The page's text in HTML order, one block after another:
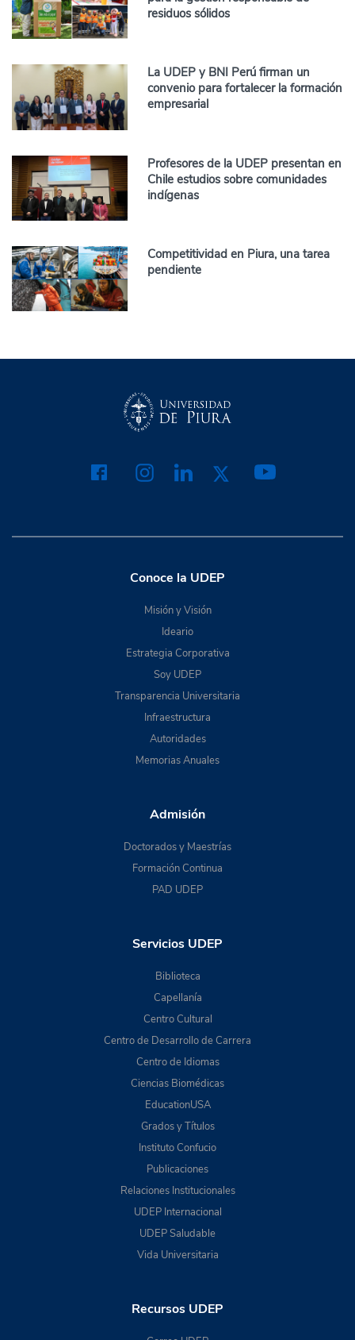
residuos sólidos
La UDEP y BNI Perú firman un
convenio para fortalecer la formación
empresarial
Profesores de la UDEP presentan en
Chile estudios sobre comunidades
indígenas
Competitividad en Piura, una tarea
pendiente
Conoce la UDEP
Misión y Visión
Ideario
Estrategia Corporativa
Soy UDEP
Transparencia Universitaria
Infraestructura
Autoridades
Memorias Anuales
Admisión
Doctorados y Maestrías
Formación Continua
PAD UDEP
Servicios UDEP
Biblioteca
Capellanía
Centro Cultural
Centro de Desarrollo de Carrera
Centro de Idiomas
Ciencias Biomédicas
EducationUSA
Grados y Títulos
Instituto Confucio
Publicaciones
Relaciones Institucionales
UDEP Internacional
UDEP Saludable
Vida Universitaria
Recursos UDEP